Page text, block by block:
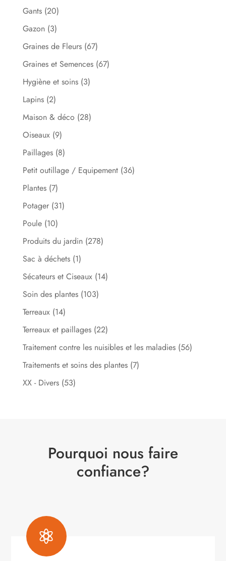
Gants (20)
Gazon (3)
Graines de Fleurs (67)
Graines et Semences (67)
Hygiène et soins (3)
Lapins (2)
Maison & déco (28)
Oiseaux (9)
Paillages (8)
Petit outillage / Equipement (36)
Plantes (7)
Potager (31)
Poule (10)
Produits du jardin (278)
Sac à déchets (1)
Sécateurs et Ciseaux (14)
Soin des plantes (103)
Terreaux (14)
Terreaux et paillages (22)
Traitement contre les nuisibles et les maladies (56)
Traitements et soins des plantes (7)
XX - Divers (53)
Pourquoi nous faire
confiance?
